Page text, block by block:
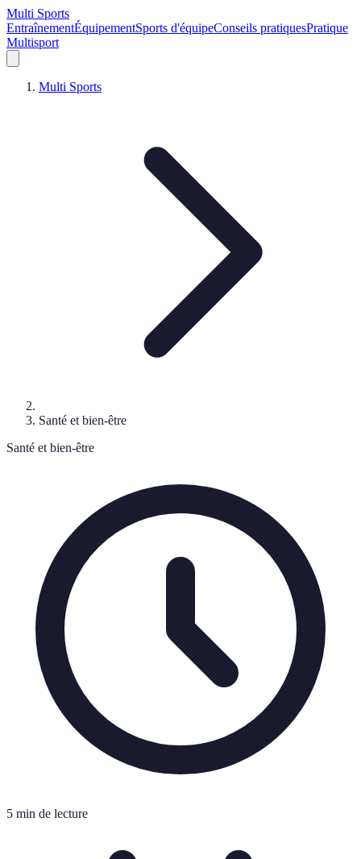
Multi Sports
EntraînementÉquipementSports d'équipeConseils pratiquesPratique
Multisport
Multi Sports
Santé et bien-être
Santé et bien-être
5 min de lecture